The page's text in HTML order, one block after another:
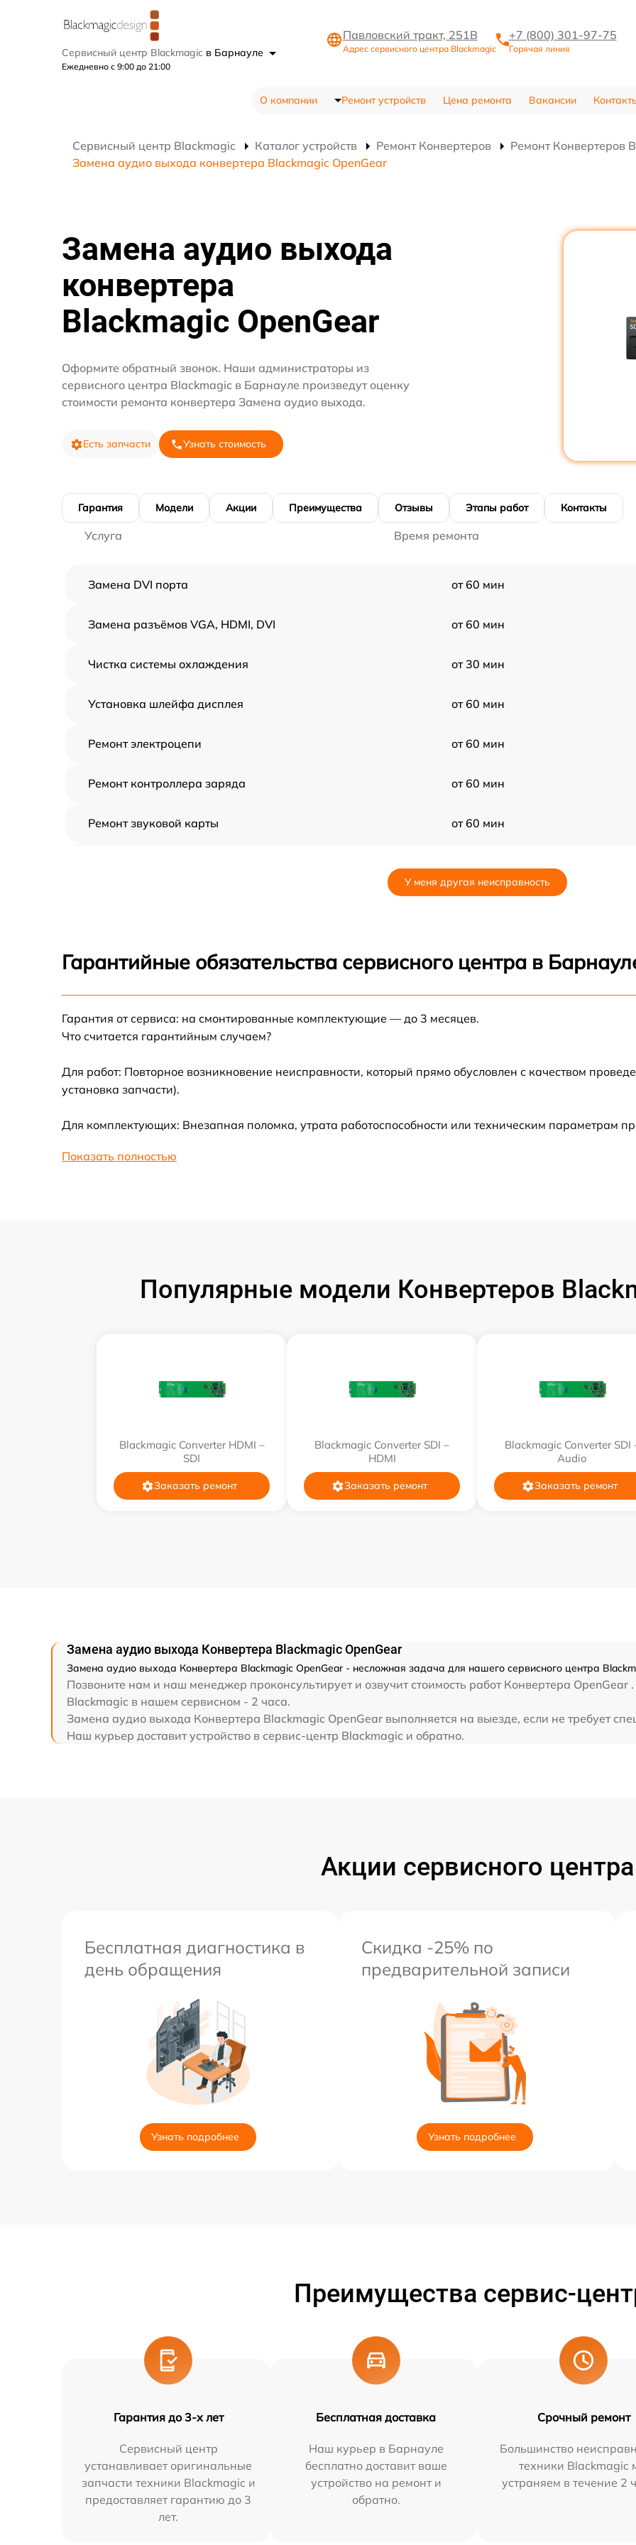
Сервисный центр Blackmagic в Барнауле
Ежедневно с 9:00 до 21:00
Павловский тракт, 251В
Адрес сервисного центра Blackmagic
+7 (800) 301-97-75
Горячая линия
О компании Ремонт устройств Цена ремонта Вакансии
Сервисный центр Blackmagic Каталог устройств Ремонт Конвертеров
Ремонт Конвертеров
Замена аудио выхода конвертера Blackmagic OpenGear
Замена аудио выхода
конвертера
Blackmagic OpenGear
Оформите обратный звонок. Наши администраторы из
сервисного центра Blackmagic в Барнауле произведут оценку
стоимости ремонта конвертера Замена аудио выхода.
Есть запчасти Узнать стоимость
Гарантия Модели Акции Преимущества Отзывы Этапы работ Контакты
Услуга Время ремонта
Замена DVI порта от 60 мин
Замена разъёмов VGA, HDMI, DVI от 60 мин
Чистка системы охлаждения от 30 мин
Установка шлейфа дисплея от 60 мин
Ремонт электроцепи от 60 мин
Ремонт контроллера заряда от 60 мин
Ремонт звуковой карты от 60 мин
Замена станции airport от 60 мин
Ремонт разъема от 60 мин
Ремонт платы
У меня другая неисправность
Гарантийные обязательства сервисного центра в
Гарантия от сервиса: на смонтированные комплектующие — до 3 месяцев.
Что считается гарантийным случаем?
Для работ: Повторное возникновение неисправности, который прямо обусловлен с качеством
установка запчасти).
Для комплектующих: Внезапная поломка, утрата работоспособности или техническим параметрам
Показать полностью
Популярные модели Конвертеров
Blackmagic Converter HDMI –
SDI
Заказать ремонт
Blackmagic Converter SDI –
HDMI
Заказать ремонт
Blackmagic Converter SDI
Audio
Заказать ремонт
Замена аудио выхода Конвертера Blackmagic OpenGear
Замена аудио выхода Конвертера Blackmagic OpenGear - несложная задача для нашего сервисного центра
Позвоните нам и наш менеджер проконсультирует и озвучит стоимость работ Конвертера OpenGear
Blackmagic в нашем сервисном - 2 часа.
Замена аудио выхода Конвертера Blackmagic OpenGear выполняется на выезде, если не требует
Наш курьер доставит устройство в сервис-центр Blackmagic и обратно.
Акции сервисного центра
Бесплатная диагностика в
день обращения
Узнать подробнее
Скидка -25% по
предварительной записи
Узнать подробнее
Преимущества сервис-
Гарантия до 3-х лет
Сервисный центр
устанавливает оригинальные
запчасти техники Blackmagic и
предоставляет гарантию до 3
лет.
Бесплатная доставка
Наш курьер в Барнауле
бесплатно доставит ваше
устройство на ремонт и
обратно.
Срочный ремонт
Большинство
техники Blackmagic
устраняем в течение 2